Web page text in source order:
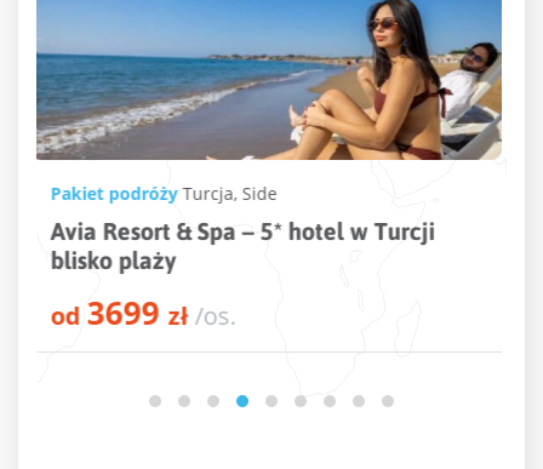
Pakiet podróży Turcja,Kusadasi
Beks Premium Resort & Spa – 5* hotel w
Turcji przy plaży
od3846zł/os.